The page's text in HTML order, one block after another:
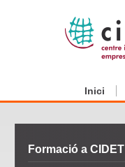
Inici
Formació a CIDET